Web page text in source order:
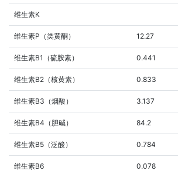
维生素K
维生素P（类黄酮） 12.27
维生素B1（硫胺素） 0.441
维生素B2（核黄素） 0.833
维生素B3（烟酸） 3.137
维生素B4（胆碱） 84.2
维生素B5（泛酸） 0.784
维生素B6 0.078